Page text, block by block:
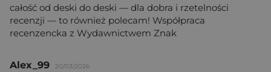
całość od deski do deski — dla dobra i rzetelności
recenzji — to również polecam! Współpraca
recenzencka z Wydawnictwem Znak
Alex_99 20/03/2026